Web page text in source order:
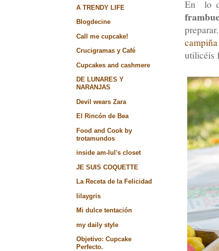
En lo
utilicéis
A TRENDY LIFE
Blogdecine
Call me cupcake!
Crucigramas y Café
Cupcakes and cashmere
DE LUNARES Y
NARANJAS
Devil wears Zara
El Rincón de Bea
Food and Cook by
trotamundos
inside am-lul's closet
JE SUIS COQUETTE
La Receta de la Felicidad
lilaygris
Mi dulce tentación
my daily style
Objetivo: Cupcake
Perfecto.